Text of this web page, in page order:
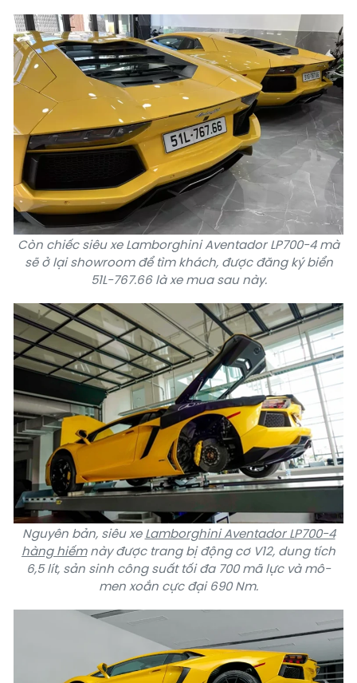
Còn chiếc siêu xe Lamborghini Aventador LP700-4 mà
sẽ ở lại showroom để tìm khách, được đăng ký biển
51L-767.66 là xe mua sau này.
Nguyên bản, siêu xeLamborghini Aventador LP700-4
hàng hiếmnày được trang bị động cơ V12, dung tích
6,5 lít, sản sinh công suất tối đa 700 mã lực và mô-
men xoắn cực đại 690 Nm.